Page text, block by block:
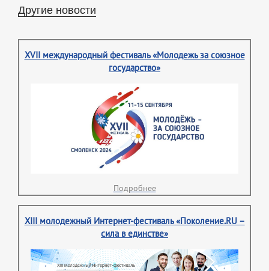
Другие новости
XVII международный фестиваль «Молодежь за союзное
государство»
Подробнее
XIII молодежный Интернет-фестиваль «Поколение.RU –
сила в единстве»